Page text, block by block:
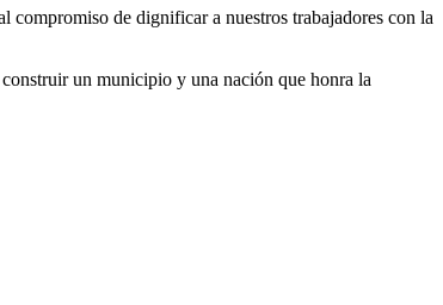
compromiso de dignificar a nuestros trabajadores con la
un municipio y una nación que honra la